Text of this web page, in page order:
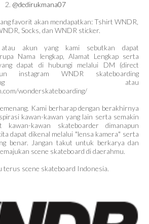
2. @dedirukmana07
favorit akan mendapatkan: Tshirt WNDR,
Socks, dan WNDR sticker.
atau akun yang kami sebutkan dapat
Nama lengkap, Alamat Lengkap serta
dapat di hubungi melalui DM (direct
instagram WNDR skateboarding
atau
wonderskateboarding/
Kami berharap dengan berakhirnya
kawan-kawan yang lain serta semakin
kawan-kawan skateboarder dimanapun
dapat dikenal melalui "lensa kamera" serta
benar. Jangan takut untuk berkarya dan
scene skateboard di daerahmu.
terus scene skateboard Indonesia.